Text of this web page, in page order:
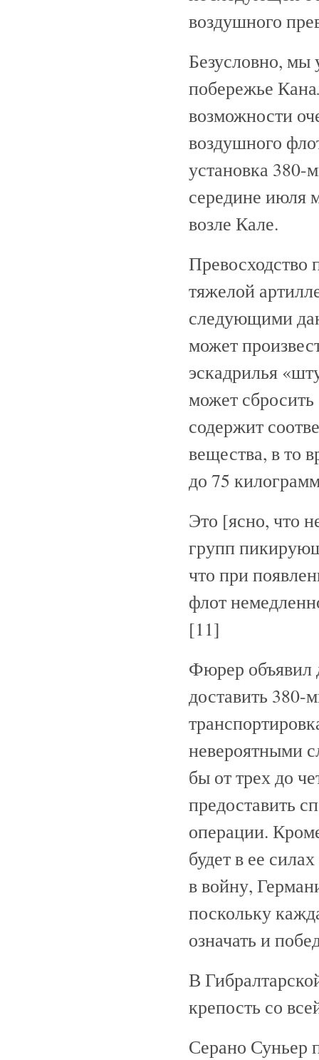
воздушного
Безусловно, мы
побережье
возможности
воздушного
установка 380-
середине июля
возле Кале.
тяжелой
следующими
может
эскадрилья
может
содержит
вещества, в то
до 75
Это [ясно, что
групп
что при
флот
[11]
Фюрер объявил
доставить 380-
невероятными
бы от трех до
предоставить
операции.
будет в ее
в войну,
поскольку
означать и
В
крепость со
Серано Суньер